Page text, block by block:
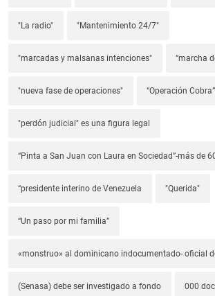
"La radio" "Mantenimiento 24/7"
"marcadas y malsanas intenciones" “marcha
"nueva fase de operaciones" “Operación Cobra”
"perdón judicial" es una figura legal
“Pinta a San Juan con Laura en Sociedad”-más de
“presidente interino de Venezuela "Querida"
“Un paso por mi familia”
«monstruo» al dominicano indocumentado- oficial
(Senasa) debe ser investigado a fondo 000